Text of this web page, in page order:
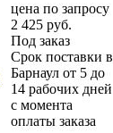
цена по запросу
2 425 руб.
Под заказ
Срок поставки в
Барнаул от 5 до
14 рабочих дней
с момента
оплаты заказа